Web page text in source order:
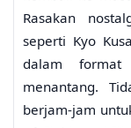
Rasakan
seperti Kyo
dalam format
menantang.
berjam-jam